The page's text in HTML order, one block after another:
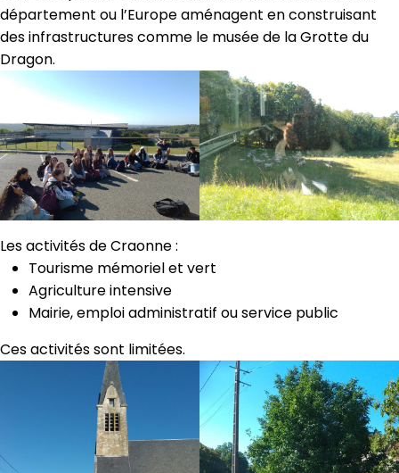
département ou l’Europe aménagent en construisant
des infrastructures comme le musée de la Grotte du
Dragon.
Les activités de Craonne :
Tourisme mémoriel et vert
Agriculture intensive
Mairie, emploi administratif ou service public
Ces activités sont limitées.